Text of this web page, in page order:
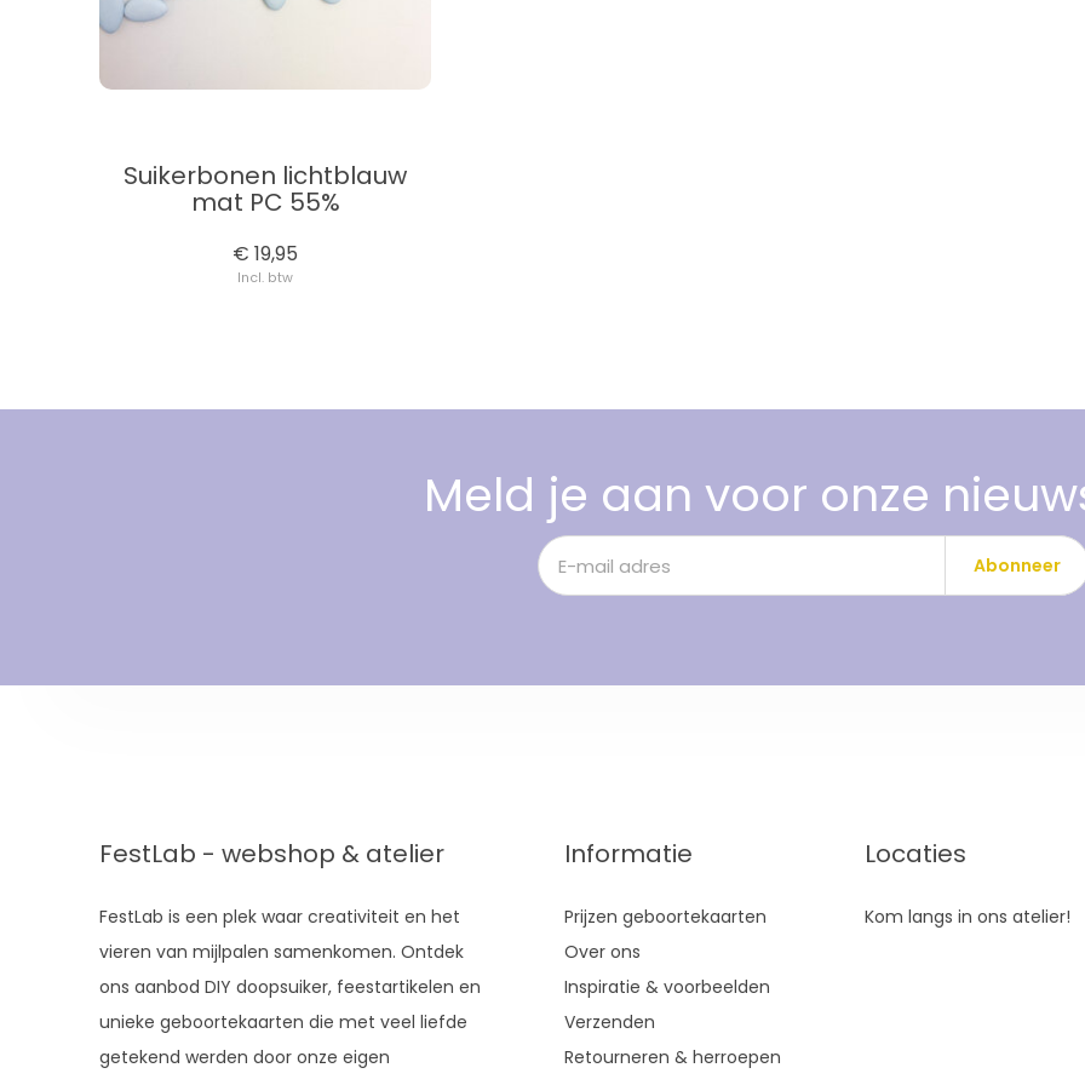
Suikerbonen lichtblauw
mat PC 55%
€ 19,95
Incl. btw
Meld je aan voor onze
Abonneer
FestLab - webshop & atelier
FestLab is een plek waar creativiteit en het
vieren van mijlpalen samenkomen. Ontdek
ons aanbod DIY doopsuiker, feestartikelen en
unieke geboortekaarten die met veel liefde
getekend werden door onze eigen
Informatie
Prijzen geboortekaarten
Over ons
Inspiratie & voorbeelden
Verzenden
Retourneren & herroepen
Locaties
Kom langs in ons atelier!